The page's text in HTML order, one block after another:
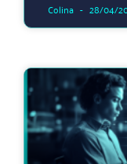
Colina 28/04/